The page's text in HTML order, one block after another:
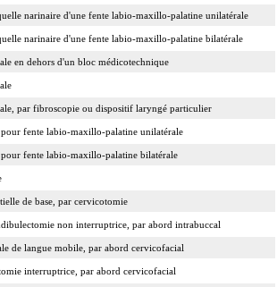
narinaire d'une fente labio-maxillo-palatine unilatérale
narinaire d'une fente labio-maxillo-palatine bilatérale
en dehors d'un bloc médicotechnique
par fibroscopie ou dispositif laryngé particulier
fente labio-maxillo-palatine unilatérale
fente labio-maxillo-palatine bilatérale
de base, par cervicotomie
non interruptrice, par abord intrabuccal
de langue mobile, par abord cervicofacial
interruptrice, par abord cervicofacial